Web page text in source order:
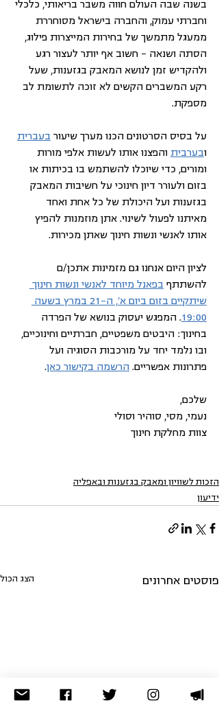
בשנה שבה העולם חווה משבר בריאותי, כלכלי
וחברתי עמוק, והחברה בישראל מסוחררת
ממעגל מתמשך של בחירות המייצרות פילוג,
הסתה ושנאה – חשוב אף יותר לעצור רגע
ולהקדיש זמן לנושא המאבק בגזענות, שעל
רקע המשברים הקשים לא זוכה לתשומת לב
מספקת.
על בסיס הסרטונים הכנו מערך שיעור בעברית
ובערבית והפצנו אותו לעשות אלפי מורות
ומורים, כדי שיוכלו להשתמש בו בכיתות או
בזום ולעורר דיון חינוכי על חשיבות המאבק
בגזענות ועל היכולת של כל אחת ואחד
מאיתנו לפעול לשינוי. אתן מוזמנות להפיץ
אותו לאנשי ונשות חינוך שאתן מכירות.
לציון היום אנחנו גם מזמינות אתכן/ם
להשתתף בפאנל מיוחד לאנשי ונשות חינוך
שיתקיים בזום ביום א', ה-21 במרץ בשעה
19:00. המפגש יעסוק בנושא של הפרדה
בחינוך: היבטים משפטיים, חברתיים וחינוכיים,
ובו נלמד יחד על מורכבות הסוגיה ועל
פתרונות אפשריים. הרשמה בקישור כאן.
שלכם,
נעמי, מסי, סוהיר וסולי
צוות מחלקת חינוך
הזכות לשוויון ומאבק בגזענות ובאפליה
ידיעון
פוסטים אחרונים הצג הכול